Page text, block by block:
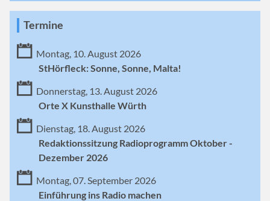
Termine
Montag, 10. August 2026
StHörfleck: Sonne, Sonne, Malta!
Donnerstag, 13. August 2026
Orte X Kunsthalle Würth
Dienstag, 18. August 2026
Redaktionssitzung Radioprogramm Oktober -
Dezember 2026
Montag, 07. September 2026
Einführung ins Radio machen